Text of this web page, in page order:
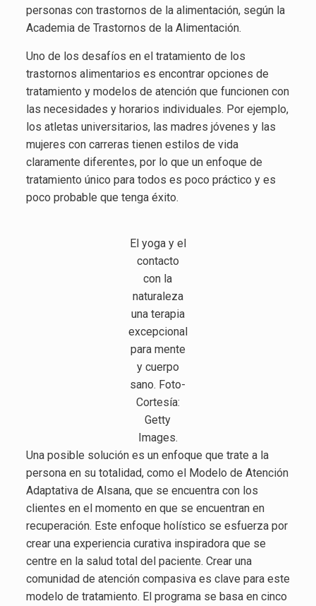
personas con trastornos de la alimentación, según la
Academia de Trastornos de la Alimentación.
Uno de los desafíos en el tratamiento de los
trastornos alimentarios es encontrar opciones de
tratamiento y modelos de atención que funcionen con
las necesidades y horarios individuales. Por ejemplo,
los atletas universitarios, las madres jóvenes y las
mujeres con carreras tienen estilos de vida
claramente diferentes, por lo que un enfoque de
tratamiento único para todos es poco práctico y es
poco probable que tenga éxito.
El yoga y el
contacto
con la
naturaleza
una terapia
excepcional
para mente
y cuerpo
sano. Foto-
Cortesía:
Getty
Images.
Una posible solución es un enfoque que trate a la
persona en su totalidad, como el Modelo de Atención
Adaptativa de Alsana, que se encuentra con los
clientes en el momento en que se encuentran en
recuperación. Este enfoque holístico se esfuerza por
crear una experiencia curativa inspiradora que se
centre en la salud total del paciente. Crear una
comunidad de atención compasiva es clave para este
modelo de tratamiento. El programa se basa en cinco